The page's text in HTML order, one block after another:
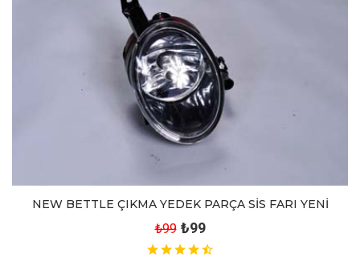
NEW BETTLE ÇIKMA YEDEK PARÇA SİS FARI YENİ
₺99 ₺99